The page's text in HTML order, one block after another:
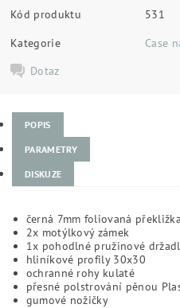
Kód produktu
531
Kategorie
Case
Dotaz
POPIS
PARAMETRY
DISKUZE
černá 7mm foliovaná
2x motýlkový zámek
1x pohodlné pružinové
hliníkové profily 30x30
ochranné rohy kulaté
přesné polstrování pěnou
gumové nožičky